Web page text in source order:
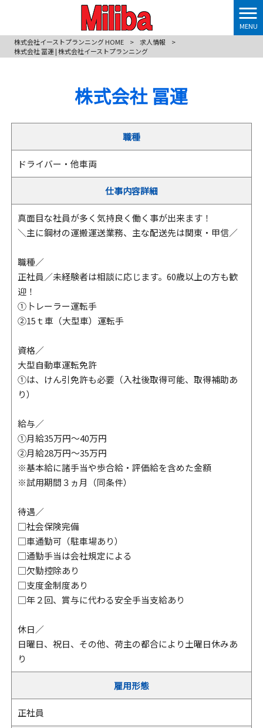
MENU
株式会社イーストプランニング HOME
> 求人情報
>
株式会社 冨運 | 株式会社イーストプランニング
株式会社 冨運
職種
ドライバー・他車両
仕事内容詳細
真面目な社員が多く気持良く働く事が出来ます！
＼主に鋼材の運搬運送業務、主な配送先は関東・甲信／
職種／
正社員／未経験者は相談に応じます。60歳以上の方も歓
迎！
①卜レーラー運転手
②15ｔ車（大型車）運転手
資格／
大型自動車運転免許
①は、けん引免許も必要（入社後取得可能、取得補助あ
り）
給与／
①月給35万円〜40万円
②月給28万円〜35万円
※基本給に諸手当や歩合給・評価給を含めた金額
※試用期間３ヵ月（同条件）
待遇／
□社会保険完備
□車通勤可（駐車場あり）
□通勤手当は会社規定による
□欠勤控除あり
□支度金制度あり
□年２回、賞与に代わる安全手当支給あり
休日／
日曜日、祝日、その他、荷主の都合により土曜日休みあ
り
雇用形態
正社員